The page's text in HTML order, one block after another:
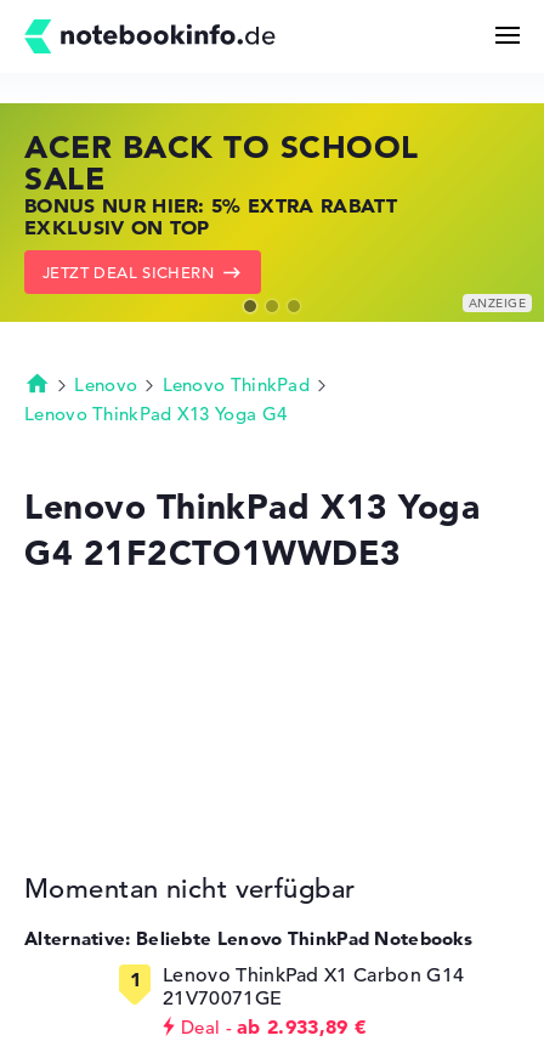
Kaufberatung
Technik & Wissen
Merkzettel
ACER BACK TO SCHOOL
SALE
BONUS NUR HIER: 5% EXTRA RABATT
EXKLUSIV ON TOP
JETZT DEAL SICHERN
HP STORE SSV DEALS
JETZT ZUGREIFEN: NOTEBOOKS BEI HP
KRÄFTIG REDUZIERT
ZU DEN HP ANGEBOTEN
LENOVO LAPTOP DEALS
NOTEBOOKS BEI LENOVO JETZT
KRÄFTIG REDUZIERT
LENOVO DEALS ZEIGEN
Startseite
Lenovo
Lenovo ThinkPad
Lenovo ThinkPad X13 Yoga G4
Lenovo ThinkPad X13 Yoga
G4 21F2CTO1WWDE3
Momentan nicht verfügbar
Alternative: Beliebte Lenovo ThinkPad Notebooks
Lenovo ThinkPad X1 Carbon G14
21V70071GE
Deal
ab 2.933,89 €